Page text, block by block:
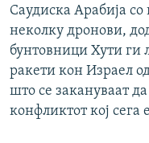
Саудиска Арабија
неколку дронови,
бунтовници Хути ги
ракети кон Израел
што се закануваат
конфликтот кој сега